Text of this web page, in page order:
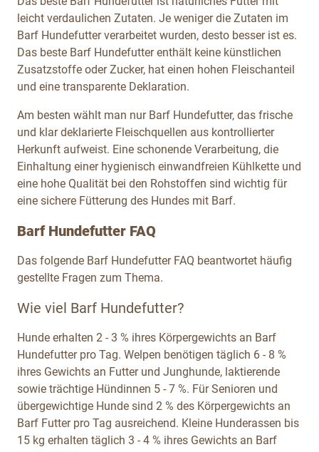
leicht verdaulichen Zutaten. Je weniger die Zutaten im
Barf Hundefutter verarbeitet wurden, desto besser ist es.
Das beste Barf Hundefutter enthält keine künstlichen
Zusatzstoffe oder Zucker, hat einen hohen Fleischanteil
und eine transparente Deklaration.
Am besten wählt man nur Barf Hundefutter, das frische
und klar deklarierte Fleischquellen aus kontrollierter
Herkunft aufweist. Eine schonende Verarbeitung, die
Einhaltung einer hygienisch einwandfreien Kühlkette und
eine hohe Qualität bei den Rohstoffen sind wichtig für
eine sichere Fütterung des Hundes mit Barf.
Barf Hundefutter FAQ
Das folgende Barf Hundefutter FAQ beantwortet häufig
gestellte Fragen zum Thema.
Wie viel Barf Hundefutter?
Hunde erhalten 2 - 3 % ihres Körpergewichts an Barf
Hundefutter pro Tag. Welpen benötigen täglich 6 - 8 %
ihres Gewichts an Futter und Junghunde, laktierende
sowie trächtige Hündinnen 5 - 7 %. Für Senioren und
übergewichtige Hunde sind 2 % des Körpergewichts an
Barf Futter pro Tag ausreichend. Kleine Hunderassen bis
15 kg erhalten täglich 3 - 4 % ihres Gewichts an Barf